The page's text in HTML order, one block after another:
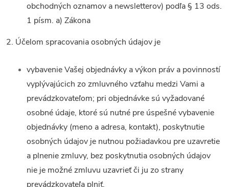
obchodných oznamov a newsletterov) podľa § 13 ods.
1 písm. a) Zákona
2. Účelom spracovania osobných údajov je
vybavenie Vašej objednávky a výkon práv a povinností
vyplývajúcich zo zmluvného vzťahu medzi Vami a
prevádzkovateľom; pri objednávke sú vyžadované
osobné údaje, ktoré sú nutné pre úspešné vybavenie
objednávky (meno a adresa, kontakt), poskytnutie
osobných údajov je nutnou požiadavkou pre uzavretie
a plnenie zmluvy, bez poskytnutia osobných údajov
nie je možné zmluvu uzavrieť či ju zo strany
prevádzkovateľa plniť,